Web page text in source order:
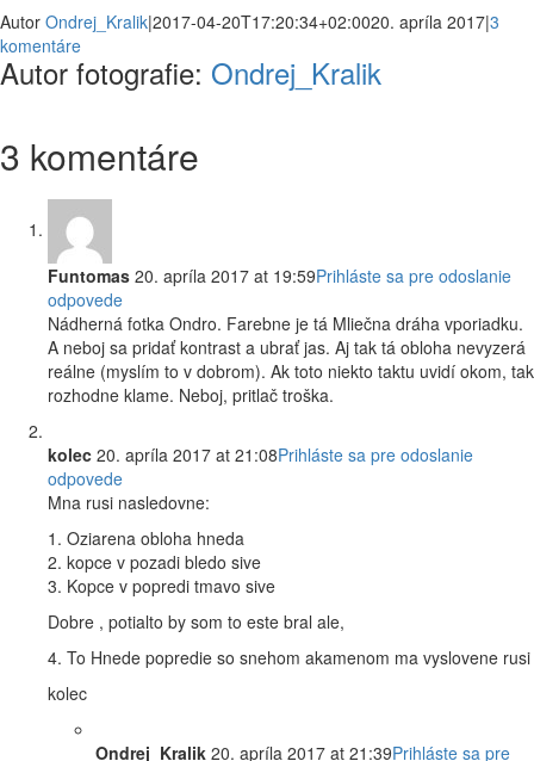
Autor Ondrej_Kralik|2017-04-20T17:20:34+02:0020. apríla 2017|3
komentáre
Autor fotografie: Ondrej_Kralik
3 komentáre
Funtomas 20. apríla 2017 at 19:59Prihláste sa pre odoslanie
odpovede
Nádherná fotka Ondro. Farebne je tá Mliečna dráha vporiadku.
A neboj sa pridať kontrast a ubrať jas. Aj tak tá obloha nevyzerá
reálne (myslím to v dobrom). Ak toto niekto taktu uvidí okom, tak
rozhodne klame. Neboj, pritlač troška.
kolec 20. apríla 2017 at 21:08Prihláste sa pre odoslanie
odpovede
Mna rusi nasledovne:
1. Oziarena obloha hneda
2. kopce v pozadi bledo sive
3. Kopce v popredi tmavo sive
Dobre , potialto by som to este bral ale,
4. To Hnede popredie so snehom akamenom ma vyslovene rusi
kolec
Ondrej_Kralik 20. apríla 2017 at 21:39Prihláste sa pre